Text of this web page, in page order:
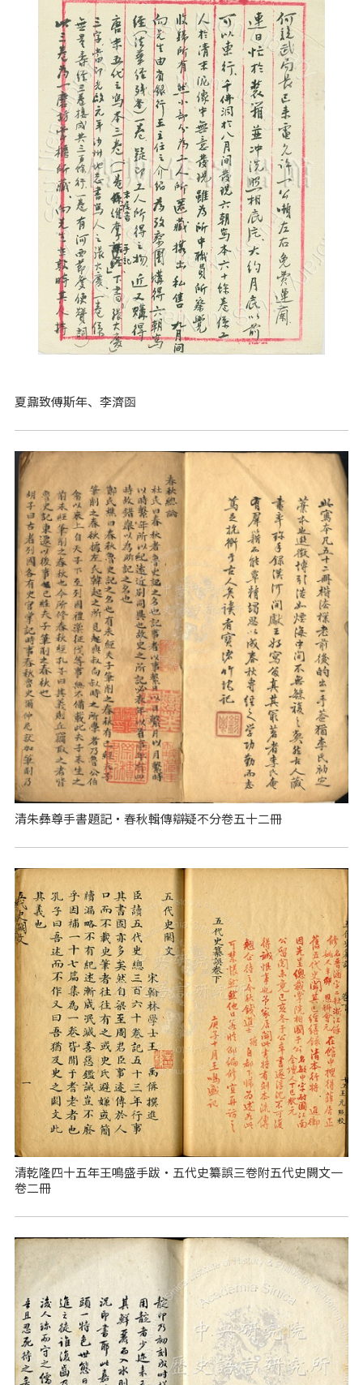
夏鼐致傅斯年、李濟函
清朱彝尊手書題記‧春秋輯傳辯疑不分卷五十二冊
清乾隆四十五年王鳴盛手跋‧五代史纂誤三卷附五代史闕文一
卷二冊